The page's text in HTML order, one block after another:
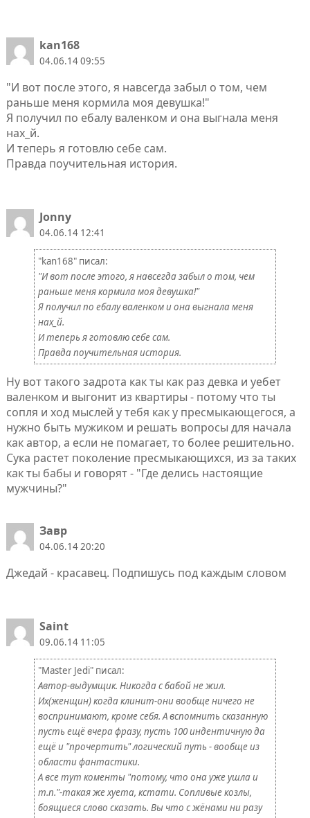
kan168
04.06.14 09:55
"И вот после этого, я навсегда забыл о том, чем
раньше меня кормила моя девушка!"
Я получил по ебалу валенком и она выгнала меня
нах_й.
И теперь я готовлю себе сам.
Правда поучительная история.
Jonny
04.06.14 12:41
"kan168" писал:
"И вот после этого, я навсегда забыл о том, чем
раньше меня кормила моя девушка!"
Я получил по ебалу валенком и она выгнала меня
нах_й.
И теперь я готовлю себе сам.
Правда поучительная история.
Ну вот такого задрота как ты как раз девка и уебет
валенком и выгонит из квартиры - потому что ты
сопля и ход мыслей у тебя как у пресмыкающегося, а
нужно быть мужиком и решать вопросы для начала
как автор, а если не помагает, то более решительно.
Сука растет поколение пресмыкающихся, из за таких
как ты бабы и говорят - "Где делись настоящие
мужчины?"
Завр
04.06.14 20:20
Джедай - красавец. Подпишусь под каждым словом
Saint
09.06.14 11:05
"Master Jedi" писал:
Автор-выдумщик. Никогда с бабой не жил.
Их(женщин) когда клинит-они вообще ничего не
воспринимают, кроме себя. А вспомнить сказанную
пусть ещё вчера фразу, пусть 100 индентичную да
ещё и "прочертить" логический путь - вообще из
области фантастики.
А все тут коменты "потому, что она уже ушла и
т.п."-такая же хуета, кстати. Сопливые козлы,
боящиеся слово сказать. Вы что с жёнами ни разу